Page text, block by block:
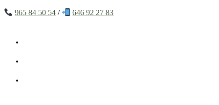
965 84 50 54 / 646 92 27 83